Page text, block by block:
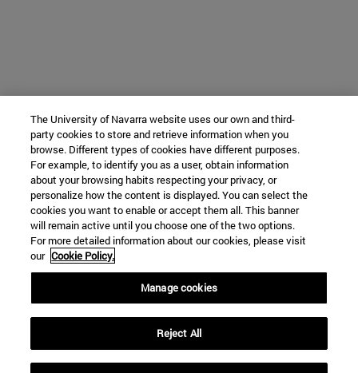
The University of Navarra website uses our own and third-
party cookies to store and retrieve information when you
browse. Different types of cookies have different purposes.
For example, to identify you as a user, obtain information
about your browsing habits respecting your privacy, or
personalize how the content is displayed. You can select the
cookies you want to enable or accept them all. This banner
will remain active until you choose one of the two options.
For more detailed information about our cookies, please visit
our Cookie Policy.
Manage cookies
Reject All